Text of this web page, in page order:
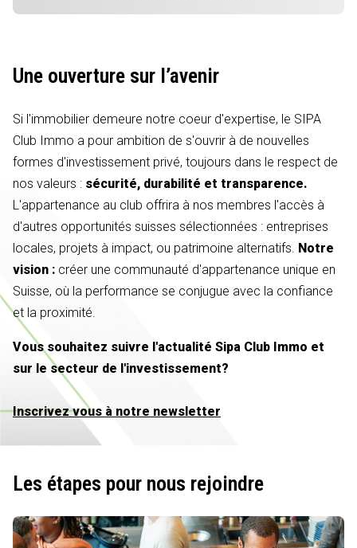
Une ouverture sur l’avenir
Si l'immobilier demeure notre coeur d'expertise, le SIPA
Club Immo a pour ambition de s'ouvrir à de nouvelles
formes d'investissement privé, toujours dans le respect de
nos valeurs : sécurité, durabilité et transparence.
L'appartenance au club offrira à nos membres l'accès à
d'autres opportunités suisses sélectionnées : entreprises
locales, projets à impact, ou patrimoine alternatifs. Notre
vision : créer une communauté d'appartenance unique en
Suisse, où la performance se conjugue avec la confiance
et la proximité.
Vous souhaitez suivre l'actualité Sipa Club Immo et
sur le secteur de l'investissement?
Inscrivez vous à notre newsletter
Les étapes pour nous rejoindre